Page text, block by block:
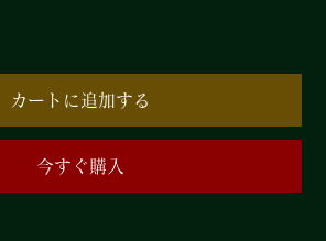
カートに追加する
今すぐ購入